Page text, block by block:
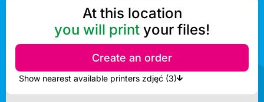
At this location
you will print your files!
Create an order
Show nearest available printers zdjęć (3)